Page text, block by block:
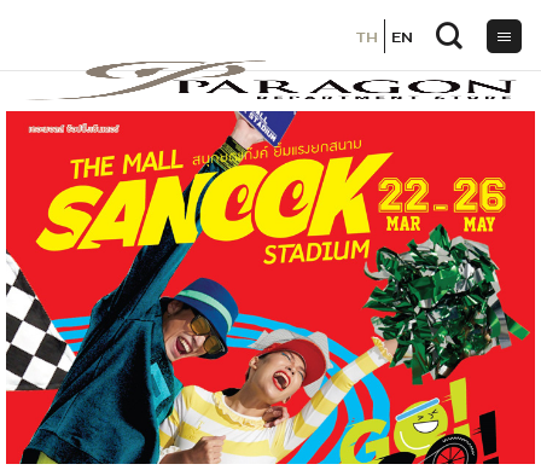
เนื้อหา
TH EN
TH EN